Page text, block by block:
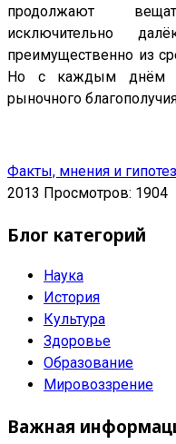
продолжают
исключительно
преимущественно из
Но с каждым днём
рыночного
Факты, мнения и
2013 Просмотров: 1904
Блог категорий
Наука
История
Культура
Здоровье
Образование
Мировоззрение
Важная